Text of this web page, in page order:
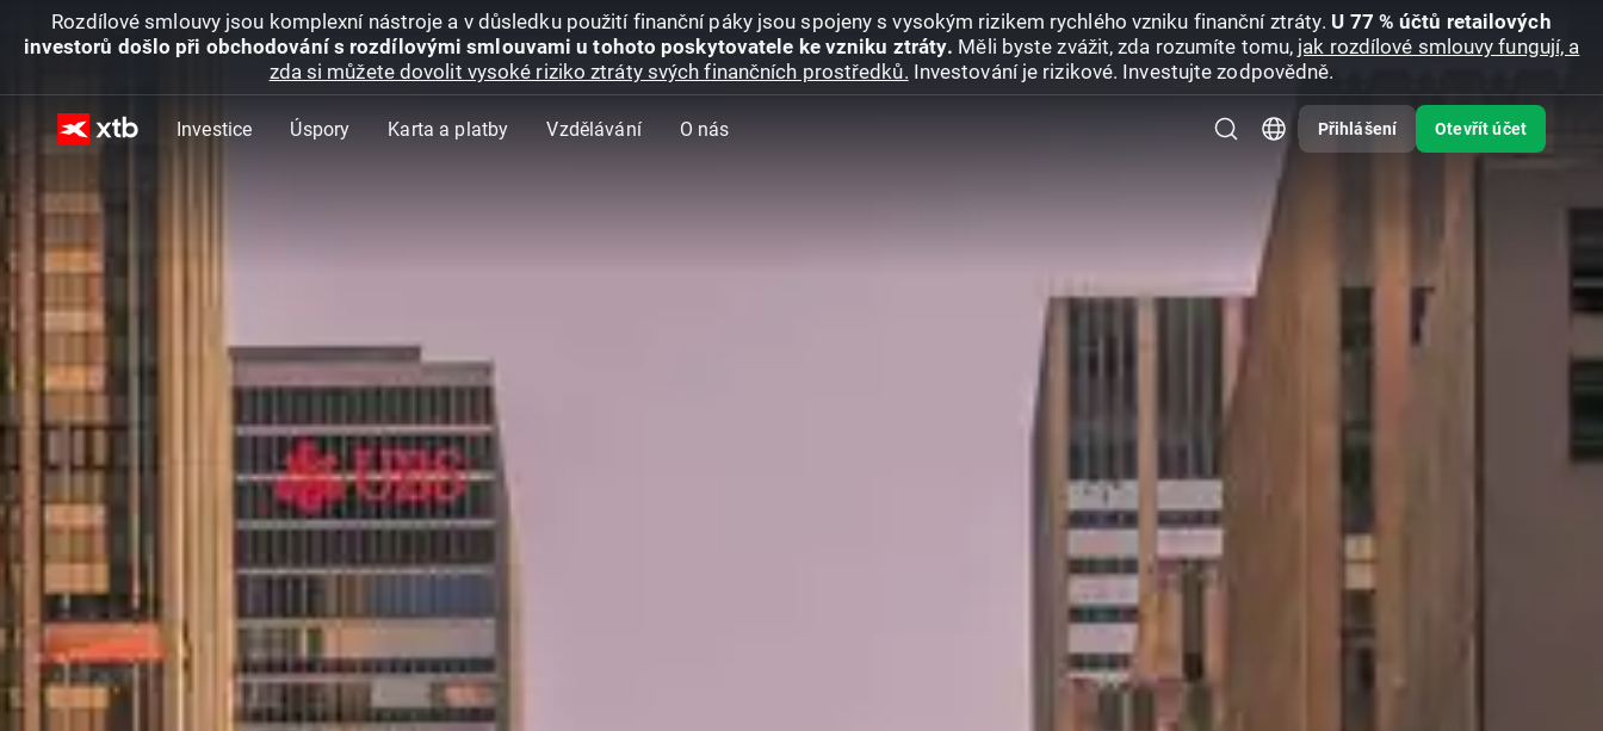
Rozdílové smlouvy jsou komplexní nástroje a v důsledku použití finanční páky jsou spojeny s vysokým rizikem rychlého vzniku finanční ztráty. U 77 % účtů retailových
investorů došlo při obchodování s rozdílovými smlouvami u tohoto poskytovatele ke vzniku ztráty. Měli byste zvážit, zda rozumíte tomu, jak rozdílové smlouvy fungují, a
zda si můžete dovolit vysoké riziko ztráty svých finančních prostředků. Investování je rizikové. Investujte zodpovědně.
Investice Úspory Karta a platby Vzdělávání O nás Přihlášení Otevřít účet